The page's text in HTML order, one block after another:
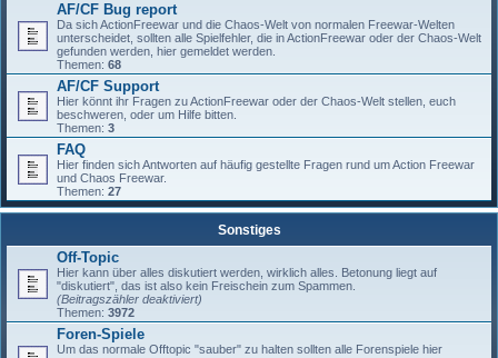
AF/CF Bug report
Da sich ActionFreewar und die Chaos-Welt von normalen Freewar-Welten
unterscheidet, sollten alle Spielfehler, die in ActionFreewar oder der Chaos-Welt
gefunden werden, hier gemeldet werden.
Themen: 68
AF/CF Support
Hier könnt ihr Fragen zu ActionFreewar oder der Chaos-Welt stellen, euch
beschweren, oder um Hilfe bitten.
Themen: 3
FAQ
Hier finden sich Antworten auf häufig gestellte Fragen rund um Action Freewar
und Chaos Freewar.
Themen: 27
Sonstiges
Off-Topic
Hier kann über alles diskutiert werden, wirklich alles. Betonung liegt auf
"diskutiert", das ist also kein Freischein zum Spammen.
(Beitragszähler deaktiviert)
Themen: 3972
Foren-Spiele
Um das normale Offtopic "sauber" zu halten sollten alle Forenspiele hier